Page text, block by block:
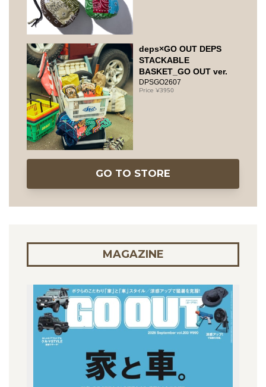
deps×GO OUT DEPS
STACKABLE
BASKET_GO OUT ver.
DPSGO2607
3950
GO TO STORE
MAGAZINE